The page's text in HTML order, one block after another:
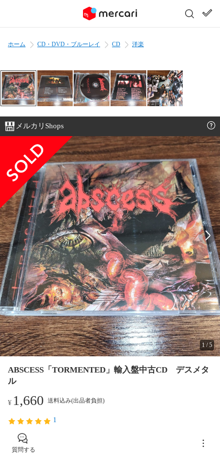
ホーム CD・DVD・ブルーレイ CD 洋楽
メルカリShops
1/5
ABSCESS「TORMENTED」輸入盤中古CD デスメタ
ル
¥ 1,660 送料込み(出品者負担)
1
質問する